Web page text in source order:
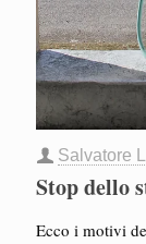
Salvatore
Stop dello
Ecco i motivi